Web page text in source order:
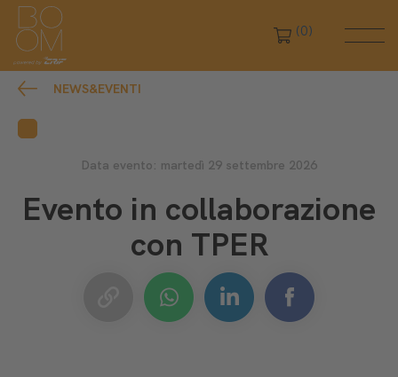
(0)
NEWS&EVENTI
Data evento: martedì 29 settembre 2026
Evento in collaborazione
con TPER